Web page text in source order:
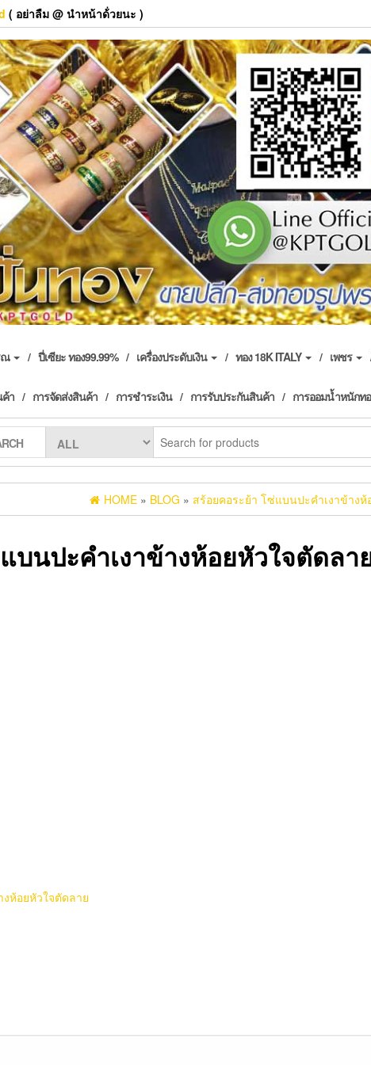
( อย่าลืม @ นำหน้าด้่วยนะ )
ณ ปี่เซียะ ทอง99.99% เครื่องประดับเงิน ทอง 18K ITALY เพชร
า การจัดส่งสินค้า การชำระเงิน การรับประกันสินค้า การออมน้ำหนักท
HOME » BLOG » สร้อยคอระย้า โซ่แบนปะคำเงาข้างห้
บนปะคำเงาข้างห้อยหัวใจตัดลา
ห้อยหัวใจตัดลาย